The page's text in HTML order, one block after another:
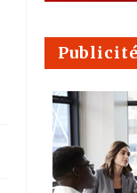
Publicité